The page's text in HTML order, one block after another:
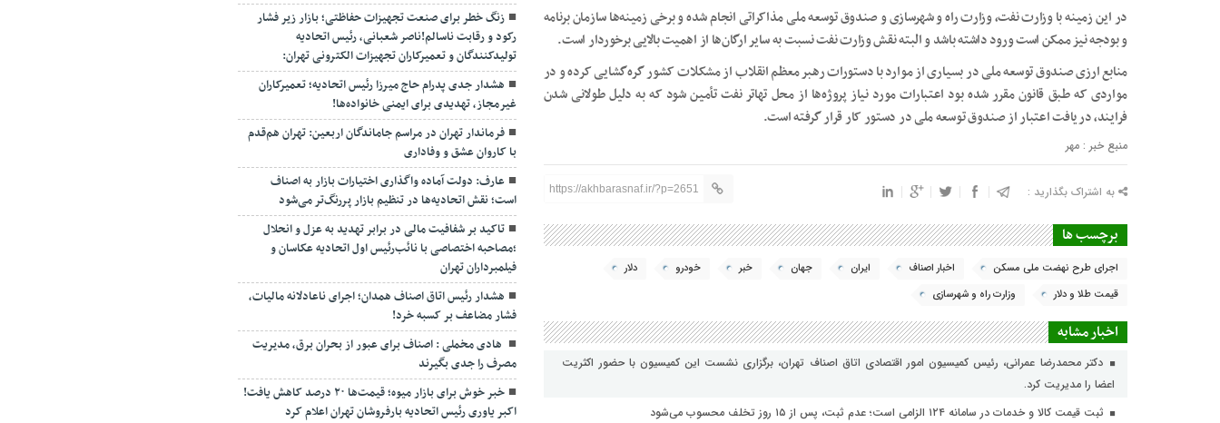
در این زمینه با وزارت نفت، وزارت راه و شهرسازی و صندوق توسعه ملی مذاکراتی انجام شده و برخی زمینه‌ها سازمان برنامه
و بودجه نیز ممکن است ورود داشته باشد و البته نقش وزارت نفت نسبت به سایر ارگان‌ها از اهمیت بالایی برخوردار است.
منابع ارزی صندوق توسعه ملی در بسیاری از موارد با دستورات رهبر معظم انقلاب از مشکلات کشور گره‌گشایی کرده و در
مواردی که طبق قانون مقرر شده بود اعتبارات مورد نیاز پروژه‌ها از محل تهاتر نفت تأمین شود که به دلیل طولانی شدن
فرایند، دریافت اعتبار از صندوق توسعه ملی در دستور کار قرار گرفته است.
منبع خبر : مهر
به اشتراک بگذارید : https://akhbarasnaf.ir/?p=2651
برچسب ها
اجرای طرح نهضت ملی مسکن اخبار اصناف ایران جهان خبر خودرو
دلار
قیمت طلا و دلار
وزارت راه و شهرسازی
اخبار مشابه
دکتر محمدرضا عمرانی، رئیس کمیسیون امور اقتصادی اتاق اصناف تهران، برگزاری نشست این کمیسیون با حضور اکثریت
اعضا را مدیریت کرد.
ثبت قیمت کالا و خدمات در سامانه ۱۲۴ الزامی است؛ عدم ثبت، پس از ۱۵ روز تخلف محسوب می‌شود
زنگ خطر برای صنعت تجهیزات حفاظتی؛ بازار زیر فشار
رکود و رقابت ناسالم!ناصر شعبانی، رئیس اتحادیه
تولیدکنندگان و تعمیرکاران تجهیزات الکترونی تهران:
هشدار جدی پدرام حاج میرزا رئیس اتحادیه؛ تعمیرکاران
غیرمجاز، تهدیدی برای ایمنی خانواده‌ها!
فرماندار تهران در مراسم جاماندگان اربعین: تهران هم‌قدم
با کاروان عشق و وفاداری
عارف: دولت آماده واگذاری اختیارات بازار به اصناف
است؛ نقش اتحادیه‌ها در تنظیم بازار پررنگ‌تر می‌شود
تاکید بر شفافیت مالی در برابر تهدید به عزل و انحلال
;مصاحبه اختصاصی با نائب‌رئیس اول اتحادیه عکاسان و
فیلمبرداران تهران
هشدار رئیس اتاق اصناف همدان؛ اجرای ناعادلانه مالیات،
فشار مضاعف بر کسبه خرد!
هادی مخملی : اصناف برای عبور از بحران برق، مدیریت
مصرف را جدی بگیرند
خبر خوش برای بازار میوه؛ قیمت‌ها ۲۰ درصد کاهش یافت!
اکبر یاوری رئیس اتحادیه بارفروشان تهران اعلام کرد